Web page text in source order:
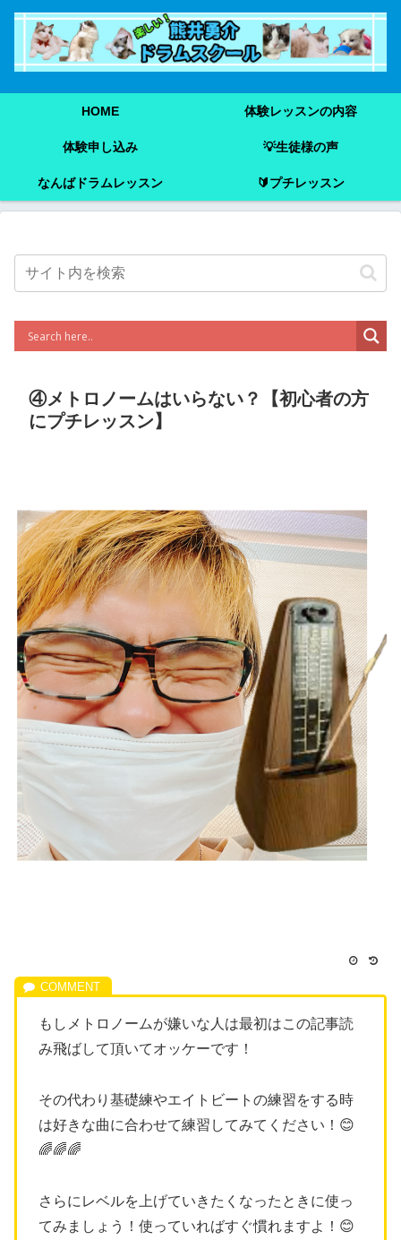
HOME 体験レッスンの内容
体験申し込み 💡生徒様の声
なんばドラムレッスン 🔰プチレッスン
④メトロノームはいらない？【初心者の方
にプチレッスン】
もしメトロノームが嫌いな人は最初はこの記事読
み飛ばして頂いてオッケーです！
その代わり基礎練やエイトビートの練習をする時
は好きな曲に合わせて練習してみてください！😊
🌈🌈🌈
さらにレベルを上げていきたくなったときに使っ
てみましょう！使っていればすぐ慣れますよ！😊